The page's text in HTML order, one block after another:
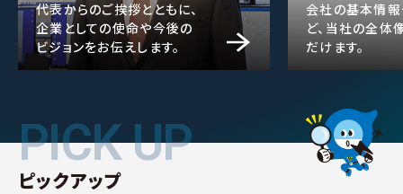
代表からのご挨拶とともに、
企業としての使命や今後の
ビジョンをお伝えします。
会社の基本情
ど、当社の全体
だけます。
PICK UP
PICK UP
ピックアップ